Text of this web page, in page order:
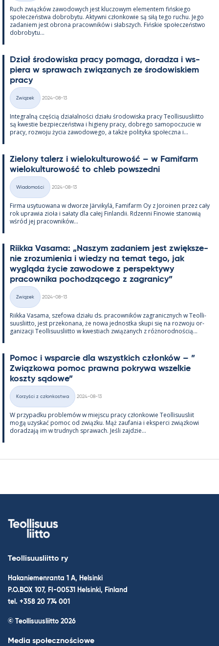
Ruch związków zawo­dowych jest kluczowym ele­men­tem fińs­kiego
społeczeństwa do­bro­bytu. Ak­tywni człon­kowie są siłą tego ruchu. Jego
za­da­niem jest obrona pracow­ników i słabszych. Fińs­kie społeczeństwo
do­bro­bytu...
Dział śro­dowiska pracy po­maga, do­radza i ws­
piera w sprawach związa­nych ze śro­dowis­kiem
pracy
Kategorie
Związek
2024-08-13
In­te­gralną częścią działal­ności działu śro­dowiska pracy Teol­li­suus­liitto
są kwes­tie bez­pieczeństwa i hi­gieny pracy, dobrego sa­mo­poczucie w
pracy, rozwoju życia zawo­dowego, a także po­li­tyka społeczna i...
Zie­lony ta­lerz i wie­lo­kul­tu­rowość – w Fa­mi­farm
wie­lo­kul­tu­rowość to ch­leb powszedni
Kategorie
Wiadomości
2024-08-13
Firma usy­tuowana w dworze Jär­vi­kylä, Fa­mi­farm Oy z Jo­roi­nen przez cały
rok uprawia zioła i sałaty dla całej Fin­lan­dii. Rdzenni Fi­nowie sta­nowią
wśród jej pracow­ników...
Riikka Va­sama: „Naszym za­da­niem jest zwiększe­
nie zrozu­mie­nia i wiedzy na te­mat tego, jak
wygląda życie zawo­dowe z pers­pek­tywy
pracow­nika poc­hodzącego z za­gra­nicy”
Kategorie
Związek
2024-08-13
Riikka Va­sama, sze­fowa działu ds. pracow­ników za­gra­nicz­nych w Teol­li­
suus­liitto, jest prze­ko­nana, że nowa jed­nostka skupi się na rozwoju or­
ga­nizacji Teol­li­suus­liitto w kwes­tiach związa­nych z róż­no­rod­nością...
Po­moc i ws­parcie dla wszyst­kich członków – ”
Związ­kowa po­moc prawna pok­rywa wszel­kie
koszty są­dowe”
Kategorie
Korzyści z członkostwa
2024-08-13
W przy­padku problemów w miejscu pracy człon­kowie Teol­li­suus­liit
mogą uzys­kać po­moc od związku. Mąż zau­fa­nia i eks­perci związ­kowi
do­radzają im w trud­nych sprawach. Jeśli zajdzie...
Teollisuusliitto ry
Hakaniemenranta 1 A, Helsinki
P.O.BOX 107, FI-00531 Helsinki, Finland
tel. +358 20 774 001
© Teollisuusliitto 2026
Media społecznościowe